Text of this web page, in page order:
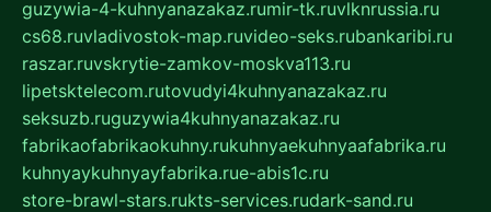
guzywia-4-kuhnyanazakaz.rumir-tk.ruvlknrussia.ru
cs68.ruvladivostok-map.ruvideo-seks.rubankaribi.ru
raszar.ruvskrytie-zamkov-moskva113.ru
lipetsktelecom.rutovudyi4kuhnyanazakaz.ru
seksuzb.ruguzywia4kuhnyanazakaz.ru
fabrikaofabrikaokuhny.rukuhnyaekuhnyaafabrika.ru
kuhnyaykuhnyayfabrika.rue-abis1c.ru
store-brawl-stars.rukts-services.rudark-sand.ru